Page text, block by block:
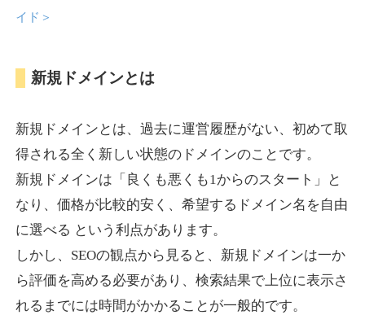
詳細を見る
anipani.jp
DA 37 外部リンク数
lowslotfamilylocal.com
ジャンルその他
DA37 外部リンク数653 ドメイン年齢 1年
イド ＞
新規ドメインとは
新規ドメインとは、過去に運営履歴がない、初めて取
得される全く新しい状態のドメインのことです。
新規ドメインは「良くも悪くも1からのスタート」と
なり、価格が比較的安く、希望するドメイン名を自由
に選べる という利点があります。
しかし、SEOの観点から見ると、新規ドメインは一か
ら評価を高める必要があり、検索結果で上位に表示さ
れるまでには時間がかかることが一般的です。